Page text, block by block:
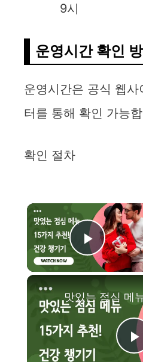
9시
운영시간 확인
운영시간은 공식 웹사
터를 통해 확인 가능
확인 절차
Play